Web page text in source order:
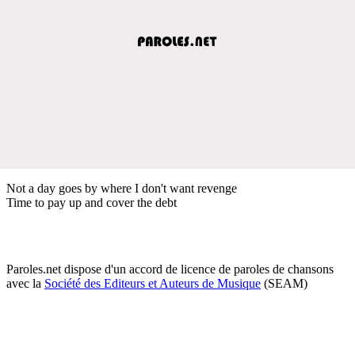
Not a day goes by where I don't want revenge
Time to pay up and cover the debt
Paroles.net dispose d'un accord de licence de paroles de chansons
avec la Société des Editeurs et Auteurs de Musique (SEAM)